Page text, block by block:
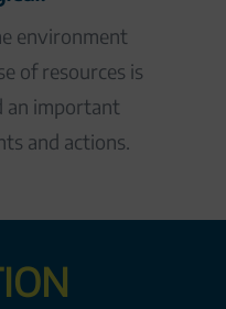
environment
of resources is
an important
and actions.